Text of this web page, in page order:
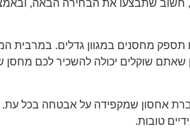
חשוב שתבצעו את הבחירה הבאה,
מחסנים במגוון גדלים. במרבית
שוקלים יכולה להשכיר לכם מחסן
אחסון שמקפידה על אבטחה בכל עת.
טובות.